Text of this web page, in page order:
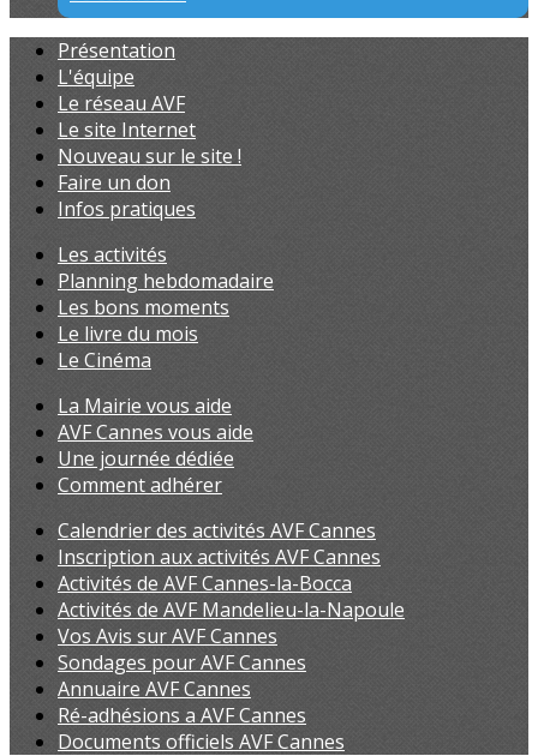
Présentation
L'équipe
Le réseau AVF
Le site Internet
Nouveau sur le site !
Faire un don
Infos pratiques
Les activités
Planning hebdomadaire
Les bons moments
Le livre du mois
Le Cinéma
La Mairie vous aide
AVF Cannes vous aide
Une journée dédiée
Comment adhérer
Calendrier des activités AVF Cannes
Inscription aux activités AVF Cannes
Activités de AVF Cannes-la-Bocca
Activités de AVF Mandelieu-la-Napoule
Vos Avis sur AVF Cannes
Sondages pour AVF Cannes
Annuaire AVF Cannes
Ré-adhésions a AVF Cannes
Documents officiels AVF Cannes